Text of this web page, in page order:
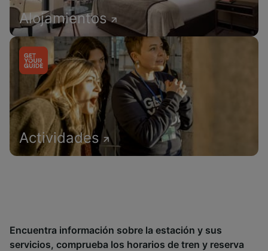
Alojamientos
Actividades
Encuentra información sobre la estación y sus
servicios, comprueba los horarios de tren y reserva